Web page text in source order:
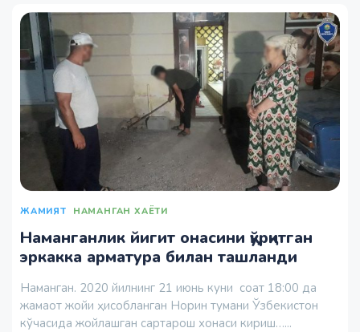
ЖАМИЯТ НАМАНГАН ХАЁТИ
Наманганлик йигит онасини қўрқитган
эркакка арматура билан ташланди
Наманган. 2020 йилнинг 21 июнь куни соат 18:00 да
жамаот жойи ҳисобланган Норин тумани Ўзбекистон
кўчасида жойлашган сартарош хонаси кириш…...